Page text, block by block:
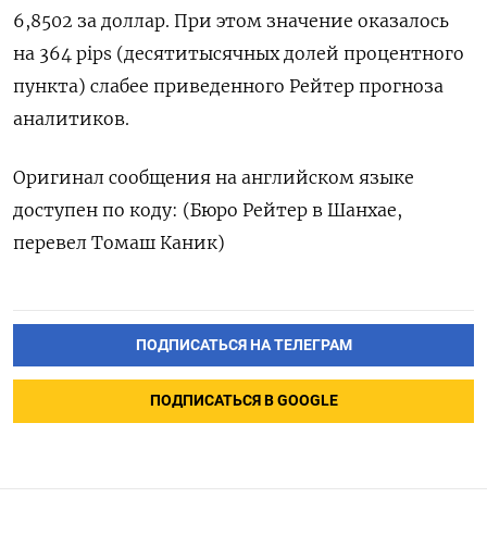
6,8502 за доллар. ‌При этом значение оказалось
на 364 pips (десятитысячных долей процентного
‌пункта) слабее приведенного Рейтер прогноза
аналитиков.
Оригинал сообщения на английском ​языке
доступен по коду: (Бюро Рейтер ‌в Шанхае,
перевел Томаш Каник)
ПОДПИСАТЬСЯ НА ТЕЛЕГРАМ
ПОДПИСАТЬСЯ В GOOGLE